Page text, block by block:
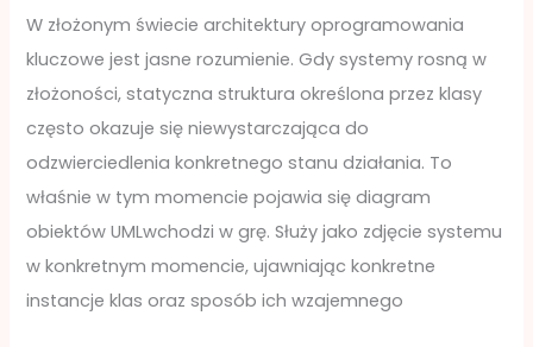
W złożonym świecie architektury oprogramowania
kluczowe jest jasne rozumienie. Gdy systemy rosną w
złożoności, statyczna struktura określona przez klasy
często okazuje się niewystarczająca do
odzwierciedlenia konkretnego stanu działania. To
właśnie w tym momencie pojawia się diagram
obiektów UMLwchodzi w grę. Służy jako zdjęcie systemu
w konkretnym momencie, ujawniając konkretne
instancje klas oraz sposób ich wzajemnego